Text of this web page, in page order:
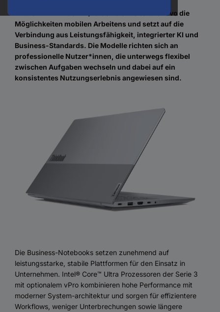
Mit dem ThinkBook 14/16 Gen 9 erweitert Lenovo die
Möglichkeiten mobilen Arbeitens und setzt auf die
Verbindung aus Leistungsfähigkeit, integrierter KI und
Business-Standards. Die Modelle richten sich an
professionelle Nutzer*innen, die unterwegs flexibel
zwischen Aufgaben wechseln und dabei auf ein
konsistentes Nutzungserlebnis angewiesen sind.
Die Business-Notebooks setzen zunehmend auf
leistungsstarke, stabile Plattformen für den Einsatz in
Unternehmen. Intel® Core™ Ultra Prozessoren der Serie 3
mit optionalem vPro kombinieren hohe Performance mit
moderner System-architektur und sorgen für effizientere
Workflows, weniger Unterbrechungen sowie längere